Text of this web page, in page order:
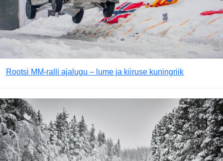
Rootsi MM-ralli ajalugu – lume ja kiiruse kuningriik